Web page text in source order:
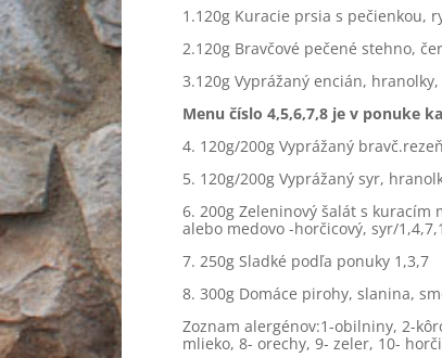
1.120g Kuracie prsia s pečienkou,
2.120g Bravčové pečené stehno,
3.120g Vyprážaný encián,
Menu číslo 4,5,6,7,8 je v ponuke
4. 120g/200g Vyprážaný
5. 120g/200g Vyprážaný syr,
6. 200g Zeleninový šalát s
alebo medovo -horčicový, syr/
7. 250g Sladké podľa ponuky 1,3,7
8. 300g Domáce pirohy, slanina,
Zoznam alergénov:1-obilniny, 2-
mlieko, 8- orechy, 9- zeler, 10-